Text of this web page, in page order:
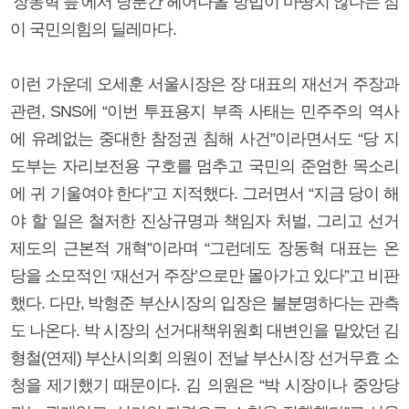
이 국민의힘의 딜레마다.
이런 가운데 오세훈 서울시장은 장 대표의 재선거 주장과
관련, SNS에 “이번 투표용지 부족 사태는 민주주의 역사
에 유례없는 중대한 참정권 침해 사건”이라면서도 “당 지
도부는 자리보전용 구호를 멈추고 국민의 준엄한 목소리
에 귀 기울여야 한다”고 지적했다. 그러면서 “지금 당이 해
야 할 일은 철저한 진상규명과 책임자 처벌, 그리고 선거
제도의 근본적 개혁”이라며 “그런데도 장동혁 대표는 온
당을 소모적인 ‘재선거 주장’으로만 몰아가고 있다”고 비판
했다. 다만, 박형준 부산시장의 입장은 불분명하다는 관측
도 나온다. 박 시장의 선거대책위원회 대변인을 맡았던 김
형철(연제) 부산시의회 의원이 전날 부산시장 선거무효 소
청을 제기했기 때문이다. 김 의원은 “박 시장이나 중앙당